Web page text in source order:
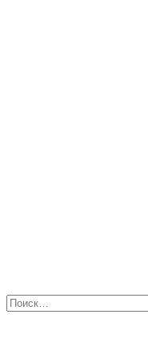
Найти: